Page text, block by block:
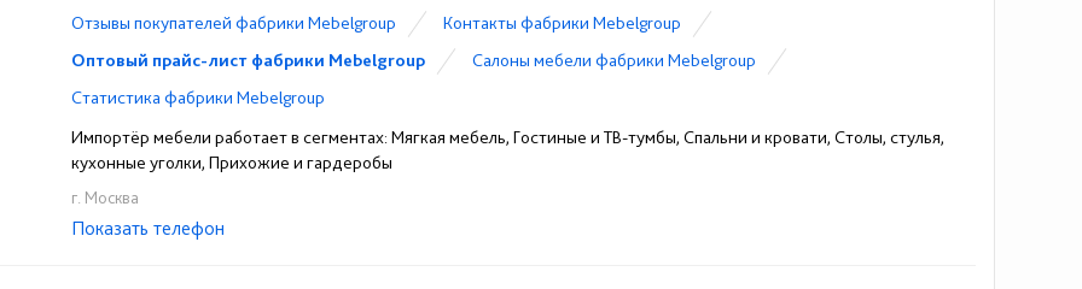
Отзывы покупателей фабрики Mebelgroup
Контакты фабрики Mebelgroup
Оптовый прайс-лист фабрики Mebelgroup
Cалоны мебели фабрики Mebelgroup
Статистика фабрики Mebelgroup
Импортёр мебели работает в сегментах: Мягкая мебель, Гостиные и ТВ-тумбы, Спальни и кровати, Столы, стулья,
кухонные уголки, Прихожие и гардеробы
г. Москва
☎+7 (495) 642-09-08
Показать телефон